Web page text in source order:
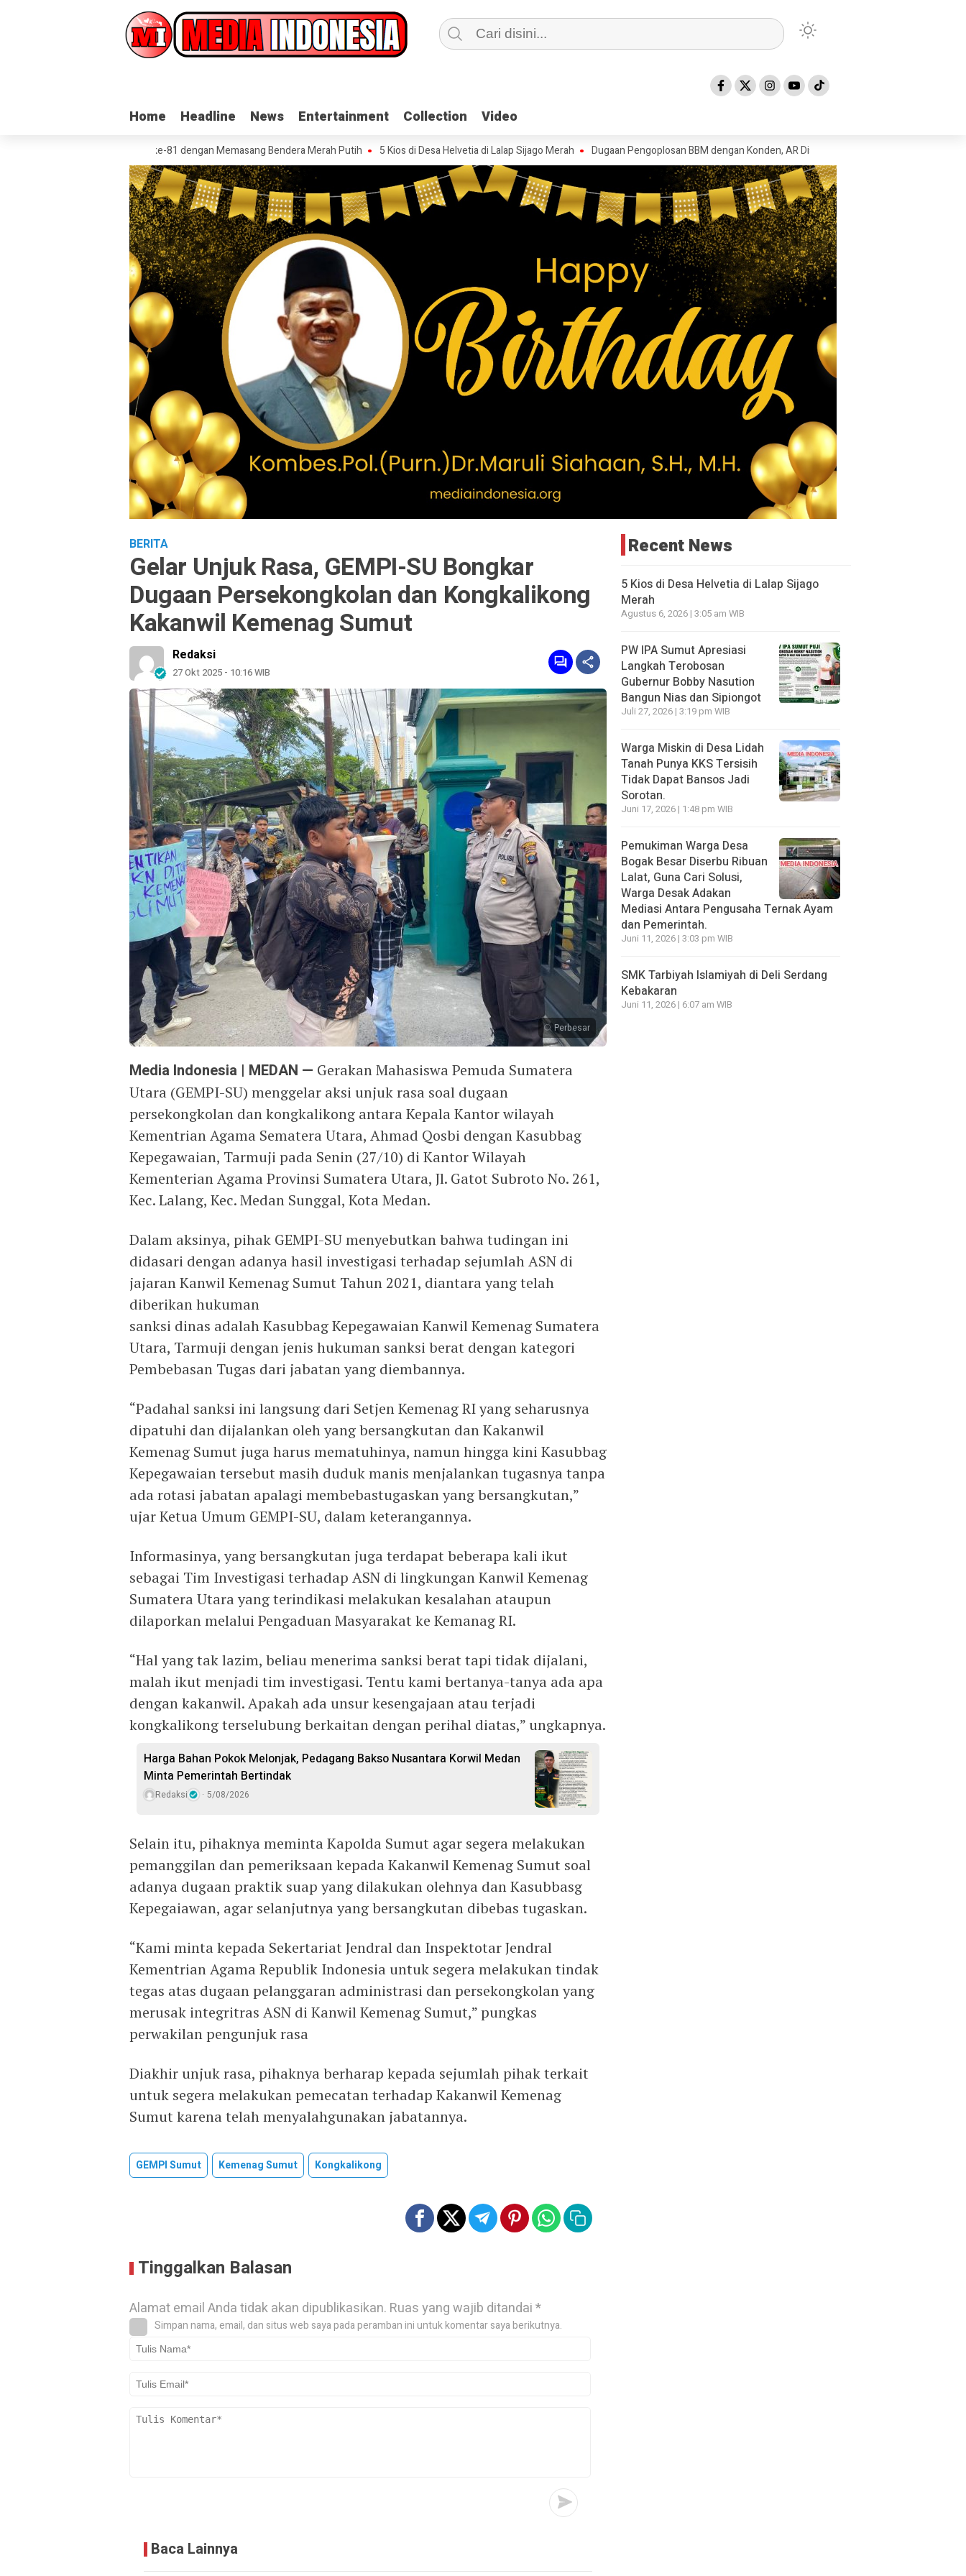
Home Headline News Entertainment Collection Video
Home Headline News Entertainment Collection Video
Semarakkan HUT RI ke-81 dengan Memasang Bendera Merah Putih 5 Kios di Desa Helvetia di Lalap Sijago Merah Dugaan Pengoplosan BBM dengan Konden, AR Disebut Pemasok Minyak Konden di Sergai.
BERITA
Gelar Unjuk Rasa, GEMPI-SU Bongkar
Dugaan Persekongkolan dan Kongkalikong
Kakanwil Kemenag Sumut
Redaksi
27 Okt 2025 - 10:16 WIB
Perbesar
Media Indonesia | MEDAN — Gerakan Mahasiswa Pemuda Sumatera
Utara (GEMPI-SU) menggelar aksi unjuk rasa soal dugaan
persekongkolan dan kongkalikong antara Kepala Kantor wilayah
Kementrian Agama Sematera Utara, Ahmad Qosbi dengan Kasubbag
Kepegawaian, Tarmuji pada Senin (27/10) di Kantor Wilayah
Kementerian Agama Provinsi Sumatera Utara, Jl. Gatot Subroto No. 261,
Kec. Lalang, Kec. Medan Sunggal, Kota Medan.
Dalam aksinya, pihak GEMPI-SU menyebutkan bahwa tudingan ini
didasari dengan adanya hasil investigasi terhadap sejumlah ASN di
jajaran Kanwil Kemenag Sumut Tahun 2021, diantara yang telah
diberikan hukuman
sanksi dinas adalah Kasubbag Kepegawaian Kanwil Kemenag Sumatera
Utara, Tarmuji dengan jenis hukuman sanksi berat dengan kategori
Pembebasan Tugas dari jabatan yang diembannya.
“Padahal sanksi ini langsung dari Setjen Kemenag RI yang seharusnya
dipatuhi dan dijalankan oleh yang bersangkutan dan Kakanwil
Kemenag Sumut juga harus mematuhinya, namun hingga kini Kasubbag
Kepegawaian tersebut masih duduk manis menjalankan tugasnya tanpa
ada rotasi jabatan apalagi membebastugaskan yang bersangkutan,”
ujar Ketua Umum GEMPI-SU, dalam keterangannya.
Informasinya, yang bersangkutan juga terdapat beberapa kali ikut
sebagai Tim Investigasi terhadap ASN di lingkungan Kanwil Kemenag
Sumatera Utara yang terindikasi melakukan kesalahan ataupun
dilaporkan melalui Pengaduan Masyarakat ke Kemanag RI.
“Hal yang tak lazim, beliau menerima sanksi berat tapi tidak dijalani,
malah ikut menjadi tim investigasi. Tentu kami bertanya-tanya ada apa
dengan kakanwil. Apakah ada unsur kesengajaan atau terjadi
kongkalikong terselubung berkaitan dengan perihal diatas,” ungkapnya.
Harga Bahan Pokok Melonjak, Pedagang Bakso Nusantara Korwil Medan
Minta Pemerintah Bertindak
Redaksi 5/08/2026
Selain itu, pihaknya meminta Kapolda Sumut agar segera melakukan
pemanggilan dan pemeriksaan kepada Kakanwil Kemenag Sumut soal
adanya dugaan praktik suap yang dilakukan olehnya dan Kasubbasg
Kepegaiawan, agar selanjutnya yang bersangkutan dibebas tugaskan.
“Kami minta kepada Sekertariat Jendral dan Inspektotar Jendral
Kementrian Agama Republik Indonesia untuk segera melakukan tindak
tegas atas dugaan pelanggaran administrasi dan persekongkolan yang
merusak integritras ASN di Kanwil Kemenag Sumut,” pungkas
perwakilan pengunjuk rasa
Diakhir unjuk rasa, pihaknya berharap kepada sejumlah pihak terkait
untuk segera melakukan pemecatan terhadap Kakanwil Kemenag
Sumut karena telah menyalahgunakan jabatannya.
GEMPI Sumut Kemenag Sumut Kongkalikong
Tinggalkan Balasan
Alamat email Anda tidak akan dipublikasikan. Ruas yang wajib ditandai*
Simpan nama, email, dan situs web saya pada peramban ini untuk komentar saya berikutnya.
Baca Lainnya
Recent News
5 Kios di Desa Helvetia di Lalap Sijago
Merah
Agustus 6, 2026 | 3:05 am WIB
PW IPA Sumut Apresiasi
Langkah Terobosan
Gubernur Bobby Nasution
Bangun Nias dan Sipiongot
Juli 27, 2026 | 3:19 pm WIB
Warga Miskin di Desa Lidah
Tanah Punya KKS Tersisih
Tidak Dapat Bansos Jadi
Sorotan.
Juni 17, 2026 | 1:48 pm WIB
Pemukiman Warga Desa
Bogak Besar Diserbu Ribuan
Lalat, Guna Cari Solusi,
Warga Desak Adakan
Mediasi Antara Pengusaha Ternak Ayam
dan Pemerintah.
Juni 11, 2026 | 3:03 pm WIB
SMK Tarbiyah Islamiyah di Deli Serdang
Kebakaran
Juni 11, 2026 | 6:07 am WIB